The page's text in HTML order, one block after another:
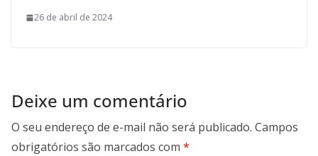
26 de abril de 2024
Deixe um comentário
O seu endereço de e-mail não será publicado. Campos
obrigatórios são marcados com *